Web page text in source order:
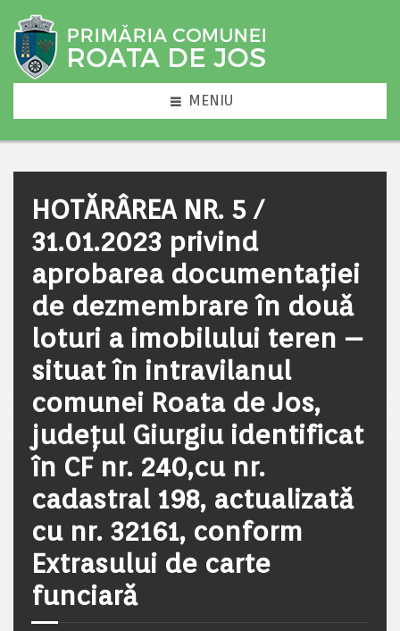
MENIU
HOTĂRÂREA NR. 5 /
31.01.2023 privind
aprobarea documentației
de dezmembrare în două
loturi a imobilului teren –
situat în intravilanul
comunei Roata de Jos,
județul Giurgiu identificat
în CF nr. 240,cu nr.
cadastral 198, actualizată
cu nr. 32161, conform
Extrasului de carte
funciară